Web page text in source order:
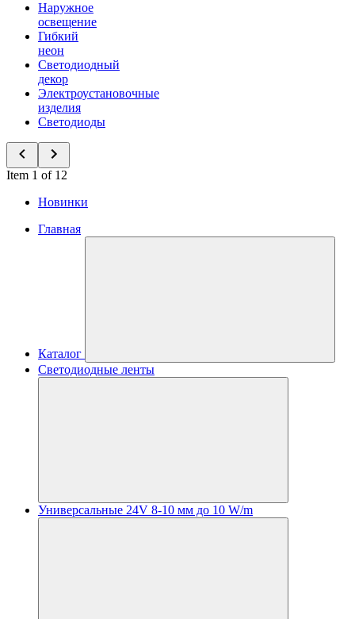
Наружное
освещение
Гибкий
неон
Светодиодный
декор
Электроустановочные
изделия
Светодиоды
Item 1 of 12
Новинки
Главная
Каталог
Светодиодные ленты
Универсальные 24V 8-10 мм до 10 W/m